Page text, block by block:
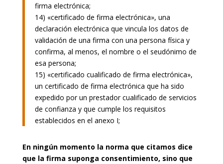
firma electrónica;
14) «certificado de firma electrónica», una
declaración electrónica que vincula los datos de
validación de una firma con una persona física y
confirma, al menos, el nombre o el seudónimo de
esa persona;
15) «certificado cualificado de firma electrónica»,
un certificado de firma electrónica que ha sido
expedido por un prestador cualificado de servicios
de confianza y que cumple los requisitos
establecidos en el anexo I;
En ningún momento la norma que citamos dice
que la firma suponga consentimiento, sino que